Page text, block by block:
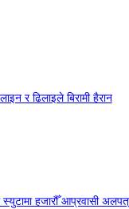
र ढिलाइले बिरामी हैरान
स्युटामा हजारौँ आप्रवासी